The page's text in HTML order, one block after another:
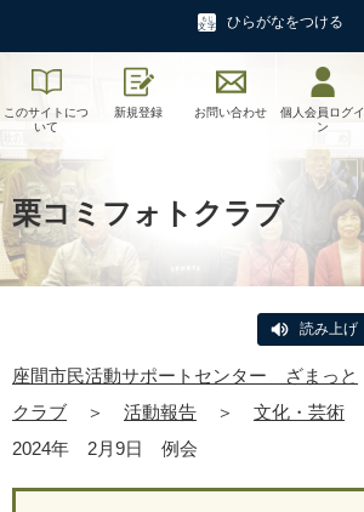
ひらがなをつける
このサイトにつ
いて
新規登録 お問い合わせ
個人会員ログイ
ン
栗コミフォトクラブ
読み上げ
座間市民活動サポートセンター ざまっと
クラブ
＞ 活動報告 ＞ 文化・芸術
2024年 2月9日 例会